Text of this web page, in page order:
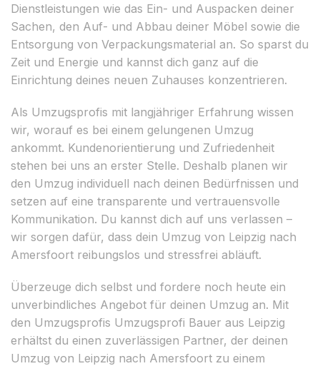
Dienstleistungen wie das Ein- und Auspacken deiner
Sachen, den Auf- und Abbau deiner Möbel sowie die
Entsorgung von Verpackungsmaterial an. So sparst du
Zeit und Energie und kannst dich ganz auf die
Einrichtung deines neuen Zuhauses konzentrieren.
Als Umzugsprofis mit langjähriger Erfahrung wissen
wir, worauf es bei einem gelungenen Umzug
ankommt. Kundenorientierung und Zufriedenheit
stehen bei uns an erster Stelle. Deshalb planen wir
den Umzug individuell nach deinen Bedürfnissen und
setzen auf eine transparente und vertrauensvolle
Kommunikation. Du kannst dich auf uns verlassen –
wir sorgen dafür, dass dein Umzug von Leipzig nach
Amersfoort reibungslos und stressfrei abläuft.
Überzeuge dich selbst und fordere noch heute ein
unverbindliches Angebot für deinen Umzug an. Mit
den Umzugsprofis Umzugsprofi Bauer aus Leipzig
erhältst du einen zuverlässigen Partner, der deinen
Umzug von Leipzig nach Amersfoort zu einem